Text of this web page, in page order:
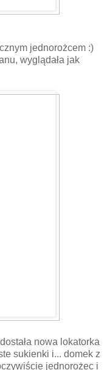
jednorożcem :)
wyglądała jak
nowa lokatorka
sukienki i... domek z
jednorożec i